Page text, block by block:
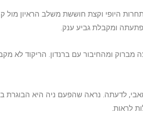
היופי וקצת חוששת משלב הראיון מול
ומקבלת גביע ענק.
מברוק ומהחיבור עם ברנדון. הריקוד לא
לדעתה. נראה שהפעם ניה היא
לראות.